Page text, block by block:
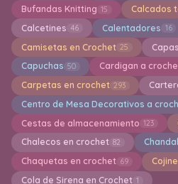
Bufandas Knitting 15 Calcados
Calcetines 46 Calentadores 16
Camisetas en Crochet 25
Capuchas 50 Cardigan a
Carpetas en crochet 293
Centro de Mesa Decorativos a
Cestas de almacenamiento 123
Chalecos en crochet 82
Chaquetas en crochet 69
Cola de Sirena en Crochet 1